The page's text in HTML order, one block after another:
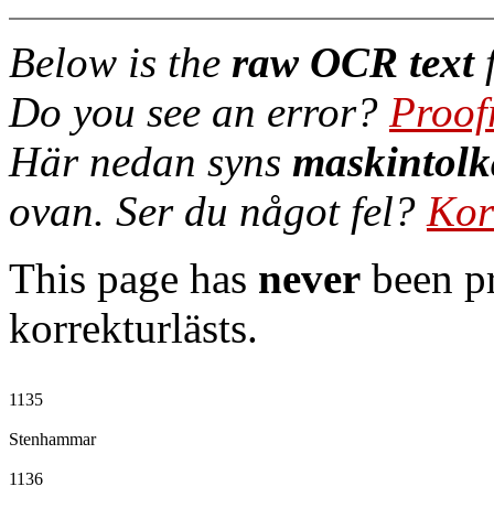
Below is the raw OCR text
Do you see an error?
Här nedan syns
ovan. Ser du något fel?
This page has never been
korrekturlästs.
1135
Stenhammar
1136